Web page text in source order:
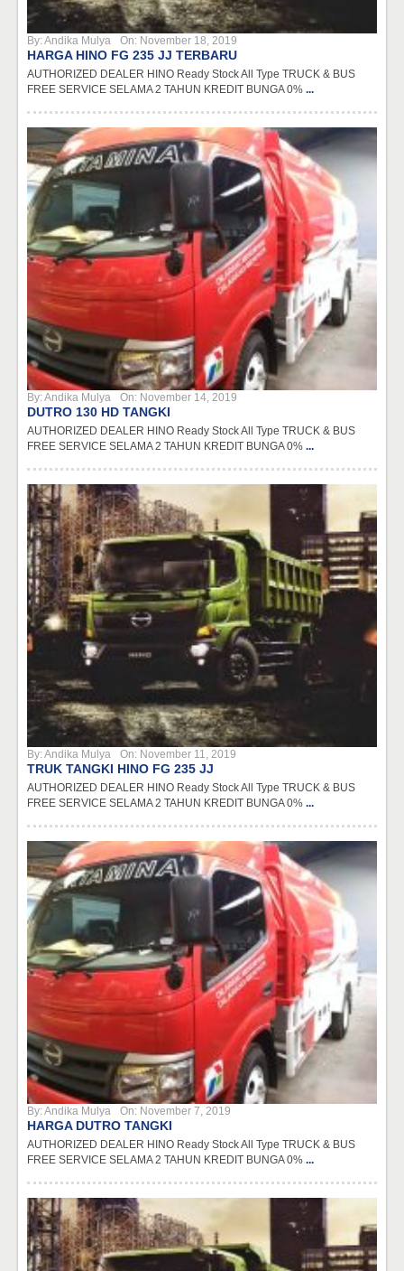
By:Andika Mulya On: November 18, 2019
HARGA HINO FG 235 JJ TERBARU
AUTHORIZED DEALER HINO Ready Stock All Type TRUCK & BUS
FREE SERVICE SELAMA 2 TAHUN KREDIT BUNGA 0% ...
By:Andika Mulya On: November 14, 2019
DUTRO 130 HD TANGKI
AUTHORIZED DEALER HINO Ready Stock All Type TRUCK & BUS
FREE SERVICE SELAMA 2 TAHUN KREDIT BUNGA 0% ...
By:Andika Mulya On: November 11, 2019
TRUK TANGKI HINO FG 235 JJ
AUTHORIZED DEALER HINO Ready Stock All Type TRUCK & BUS
FREE SERVICE SELAMA 2 TAHUN KREDIT BUNGA 0% ...
By:Andika Mulya On: November 7, 2019
HARGA DUTRO TANGKI
AUTHORIZED DEALER HINO Ready Stock All Type TRUCK & BUS
FREE SERVICE SELAMA 2 TAHUN KREDIT BUNGA 0% ...